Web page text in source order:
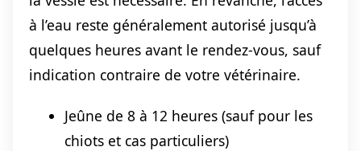
à l’eau reste généralement autorisé jusqu’à
quelques heures avant le rendez-vous, sauf
indication contraire de votre vétérinaire.
Jeûne de 8 à 12 heures (sauf pour les
chiots et cas particuliers)